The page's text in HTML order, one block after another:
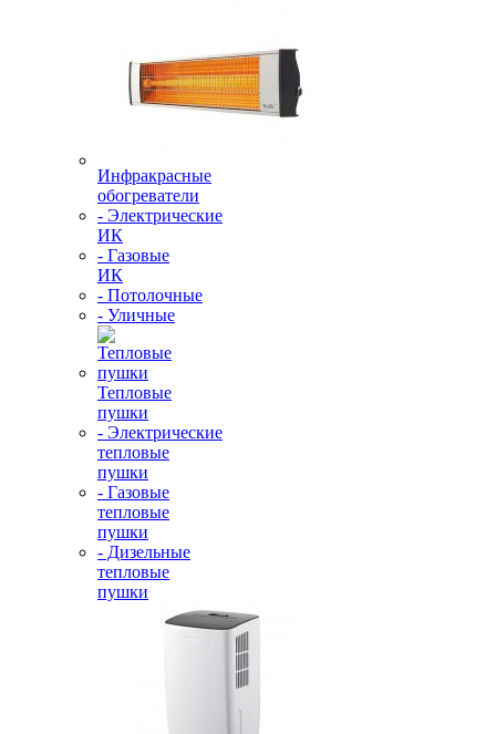
Инфракрасные
обогреватели
- Электрические
ИК
- Газовые
ИК
- Потолочные
- Уличные
Тепловые
пушки
- Электрические
тепловые
пушки
- Газовые
тепловые
пушки
- Дизельные
тепловые
пушки